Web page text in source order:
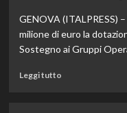
mangiare
bene
con
GENOVA (ITALPRESS)
milione di euro la
Sostegno ai Gruppi
Leggi tuttoLeggi